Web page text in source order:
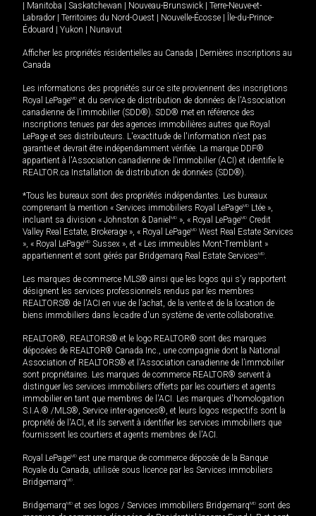
Manitoba Saskatchewan Nouveau-Brunswick
Terre-Neuve-et-
Labrador
Territoires du Nord-Ouest Nouvelle-Écosse
Île-du-Prince-
Édouard
Yukon Nunavut
Afficher les propriétés résidentielles au Canada
Dernières inscriptions au
Canada
Les informations des propriétés sur ce site proviennent des inscriptions
Royal LePageMD et du service de distribution de données de l'Association
canadienne de l’immobilier (SDD®). SDD® met en référence des
inscriptions tenues par des agences immobilières autres que Royal
LePage et ses distributeurs. L'exactitude de l'information n'est pas
garantie et devrait être indépendamment vérifiée. La marque DDF®
appartient à l'Association canadienne de l’immobilier (ACI) et identifie le
REALTOR.ca Installation de distribution de données (SDD®).
*Tous les bureaux sont des propriétés indépendantes. Les bureaux
comprenant la mention « Services immobiliers Royal LePageMD Ltée »,
incluant sa division « Johnston & Daniel MD », « Royal LePageMD Credit
Valley Real Estate, Brokerage », « Royal LePageMD West Real Estate Services
», « Royal LePageMD Sussex », et « Les immeubles Mont-Tremblant »
appartiennent et sont gérés par Bridgemarq Real Estate ServicesMD.
Les marques de commerce MLS® ainsi que les logos qui s'y rapportent
désignent les services professionnels rendus par les membres
REALTORS® de l'ACI en vue de l'achat, de la vente et de la location de
biens immobiliers dans le cadre d'un système de vente collaborative.
REALTOR®, REALTORS® et le logo REALTOR® sont des marques
déposées de REALTOR® Canada Inc., une compagnie dont la National
Association of REALTORS® et l'Association canadienne de l’immobilier
sont propriétaires. Les marques de commerce REALTOR® servent à
distinguer les services immobiliers offerts par les courtiers et agents
immobilier en tant que membres de l'ACI. Les marques d'homologation
S.I.A.® /MLS®, Service inter-agences®, et leurs logos respectifs sont la
propriété de l'ACI, et ils servent à identifier les services immobiliers que
fournissent les courtiers et agents membres de l'ACI.
Royal LePageMD est une marque de commerce déposée de la Banque
Royale du Canada, utilisée sous licence par les Services immobiliers
BridgemarqMD.
BridgemarqMD et ses logos / Services immobiliers BridgemarqMD sont des